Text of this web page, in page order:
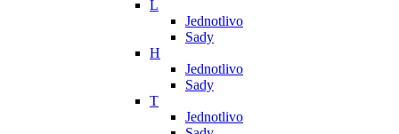
L
Jednotlivo
Sady
H
Jednotlivo
Sady
T
Jednotlivo